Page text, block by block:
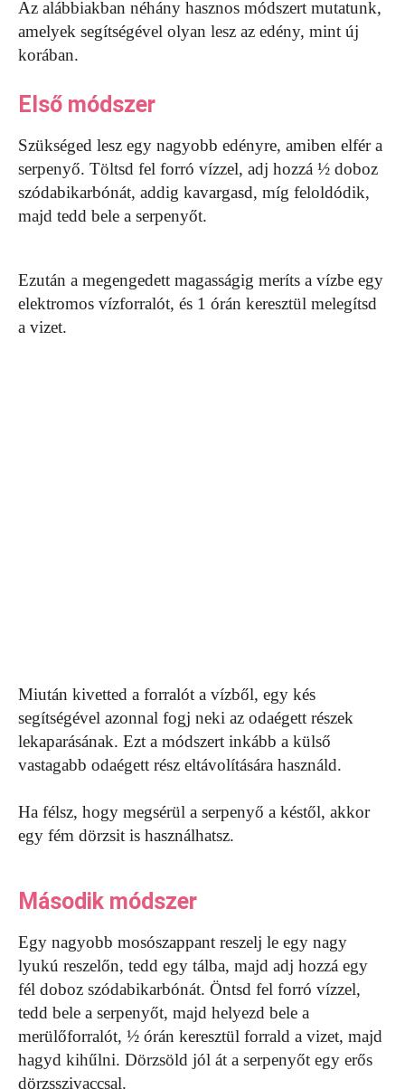
Az alábbiakban néhány hasznos módszert mutatunk,
amelyek segítségével olyan lesz az edény, mint új
korában.
Első módszer
Szükséged lesz egy nagyobb edényre, amiben elfér a
serpenyő. Töltsd fel forró vízzel, adj hozzá ½ doboz
szódabikarbónát, addig kavargasd, míg feloldódik,
majd tedd bele a serpenyőt.
Ezután a megengedett magasságig meríts a vízbe egy
elektromos vízforralót, és 1 órán keresztül melegítsd
a vizet.
Miután kivetted a forralót a vízből, egy kés
segítségével azonnal fogj neki az odaégett részek
lekaparásának. Ezt a módszert inkább a külső
vastagabb odaégett rész eltávolítására használd.
Ha félsz, hogy megsérül a serpenyő a késtől, akkor
egy fém dörzsit is használhatsz.
Második módszer
Egy nagyobb mosószappant reszelj le egy nagy
lyukú reszelőn, tedd egy tálba, majd adj hozzá egy
fél doboz szódabikarbónát. Öntsd fel forró vízzel,
tedd bele a serpenyőt, majd helyezd bele a
merülőforralót, ½ órán keresztül forrald a vizet, majd
hagyd kihűlni. Dörzsöld jól át a serpenyőt egy erős
dörzsszivaccsal.